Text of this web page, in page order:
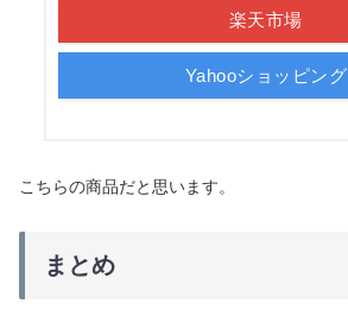
楽天市場
Yahooショッピング
こちらの商品だと思います。
まとめ